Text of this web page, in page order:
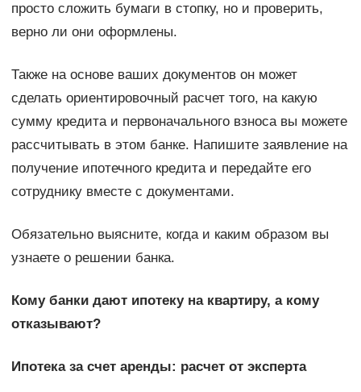
просто сложить бумаги в стопку, но и проверить,
верно ли они оформлены.
Также на основе ваших документов он может
сделать ориентировочный расчет того, на какую
сумму кредита и первоначального взноса вы можете
рассчитывать в этом банке. Напишите заявление на
получение ипотечного кредита и передайте его
сотруднику вместе с документами.
Обязательно выясните, когда и каким образом вы
узнаете о решении банка.
Кому банки дают ипотеку на квартиру, а кому
отказывают?
Ипотека за счет аренды: расчет от эксперта